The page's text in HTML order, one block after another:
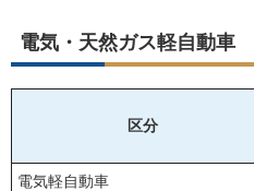
電気・天然ガス軽自動車
区分
電気軽自動車